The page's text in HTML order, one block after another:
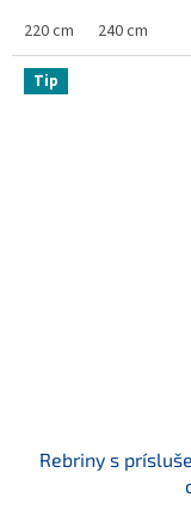
220 cm
240 cm
Tip
Rebriny s